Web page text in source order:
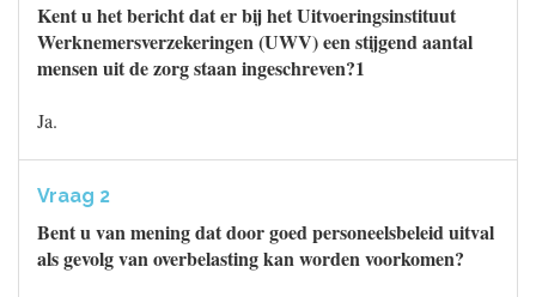
Kent u het bericht dat er bij het Uitvoeringsinstituut
Werknemersverzekeringen (UWV) een stijgend aantal
mensen uit de zorg staan ingeschreven?1
Ja.
Vraag 2
Bent u van mening dat door goed personeelsbeleid uitval
als gevolg van overbelasting kan worden voorkomen?